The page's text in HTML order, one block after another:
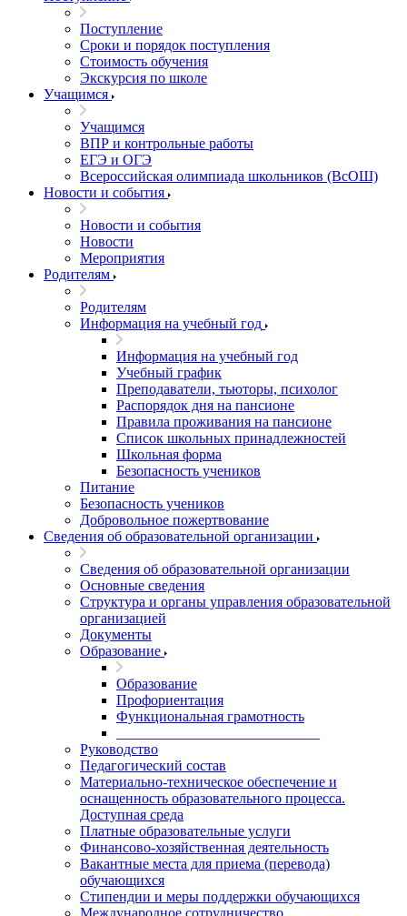
Поступление
Сроки и порядок поступления
Стоимость обучения
Экскурсия по школе
Учащимся
Учащимся
ВПР и контрольные работы
ЕГЭ и ОГЭ
Всероссийская олимпиада школьников (ВсОШ)
Новости и события
Новости и события
Новости
Мероприятия
Родителям
Родителям
Информация на учебный год
Информация на учебный год
Учебный график
Преподаватели, тьюторы, психолог
Распорядок дня на пансионе
Правила проживания на пансионе
Список школьных принадлежностей
Школьная форма
Безопасность учеников
Питание
Безопасность учеников
Добровольное пожертвование
Сведения об образовательной организации
Сведения об образовательной организации
Основные сведения
Структура и органы управления образовательной
организацией
Документы
Образование
Образование
Профориентация
Функциональная грамотность
Руководство
Педагогический состав
Материально-техническое обеспечение и
оснащенность образовательного процесса.
Доступная среда
Платные образовательные услуги
Финансово-хозяйственная деятельность
Вакантные места для приема (перевода)
обучающихся
Стипендии и меры поддержки обучающихся
Международное сотрудничество